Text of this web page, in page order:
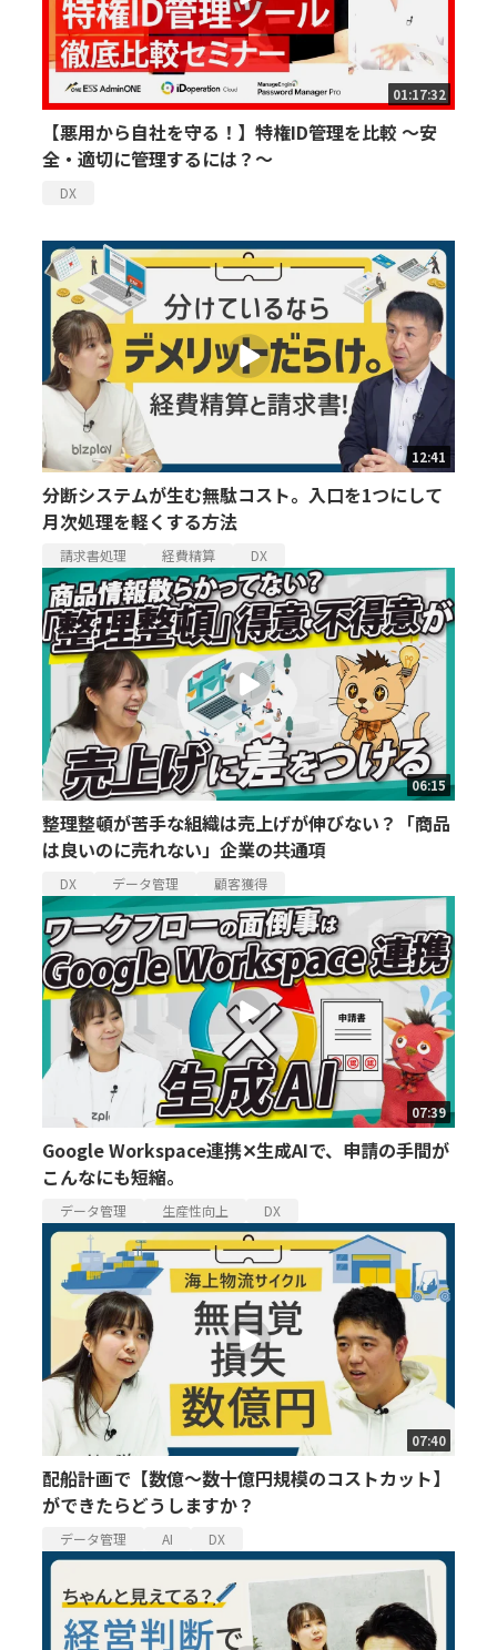
01:17:32
【悪用から自社を守る！】特権ID管理を比較 ～安
全・適切に管理するには？～
DX
12:41
分断システムが生む無駄コスト。入口を1つにして
月次処理を軽くする方法
請求書処理 経費精算 DX
06:15
整理整頓が苦手な組織は売上げが伸びない？「商品
は良いのに売れない」企業の共通項
DX データ管理 顧客獲得
07:39
Google Workspace連携✕生成AIで、申請の手間が
こんなにも短縮。
データ管理 生産性向上 DX
07:40
配船計画で【数億〜数十億円規模のコストカット】
ができたらどうしますか？
データ管理 AI DX